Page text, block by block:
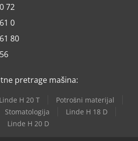
72
0
80
pretrage mašina:
Linde H 20 T
Potrošni materijal
Stomatologija
Linde H 18 D
Linde H 20 D